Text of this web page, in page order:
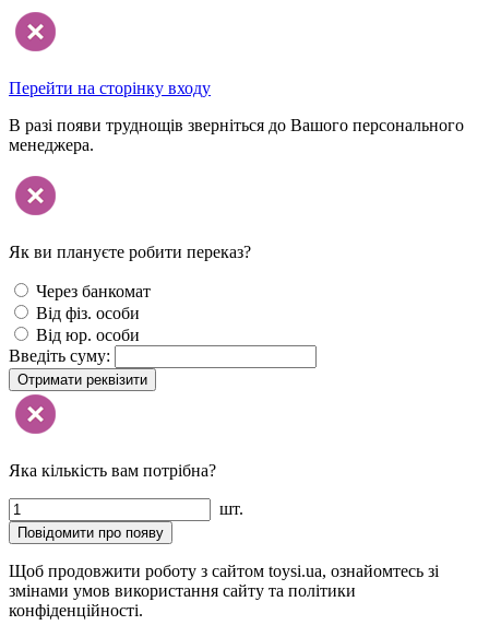
Перейти на сторінку входу
В разі появи труднощів зверніться до Вашого персонального
менеджера.
Як ви плануєте робити переказ?
Через банкомат
Від фіз. особи
Від юр. особи
Введіть суму:
Отримати реквізити
Яка кількість вам потрібна?
шт.
Повідомити про появу
Щоб продовжити роботу з сайтом toysi.ua, ознайомтесь зі
змінами умов використання сайту та політики
конфіденційності.